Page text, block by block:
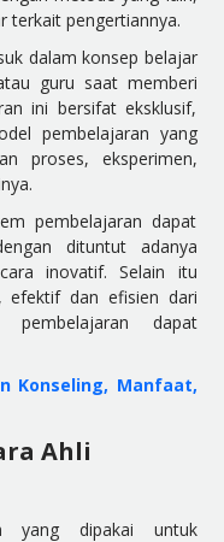
terkait pengertiannya.
dalam konsep belajar
guru saat memberi
ini bersifat eksklusif,
pembelajaran yang
proses, eksperimen,
pembelajaran dapat
dituntut adanya
inovatif. Selain itu
efektif dan efisien dari
dapat
Konseling, Manfaat,
Ahli
yang dipakai untuk